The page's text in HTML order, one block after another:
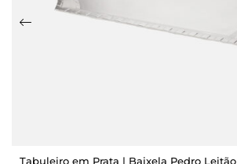
Tabuleiro em Prata | Baixela Pedro Leitão